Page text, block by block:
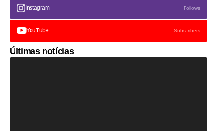
Instagram Follows
YouTube Subscribers
Últimas notícias